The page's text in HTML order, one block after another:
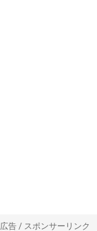
広告 / スポンサーリンク